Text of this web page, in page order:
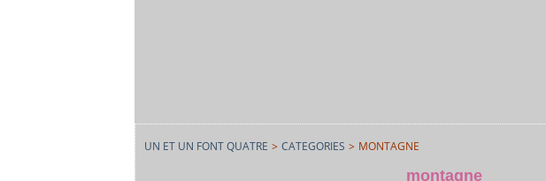
UN ET UN FONT QUATRE > CATEGORIES > MONTAGNE
montagne